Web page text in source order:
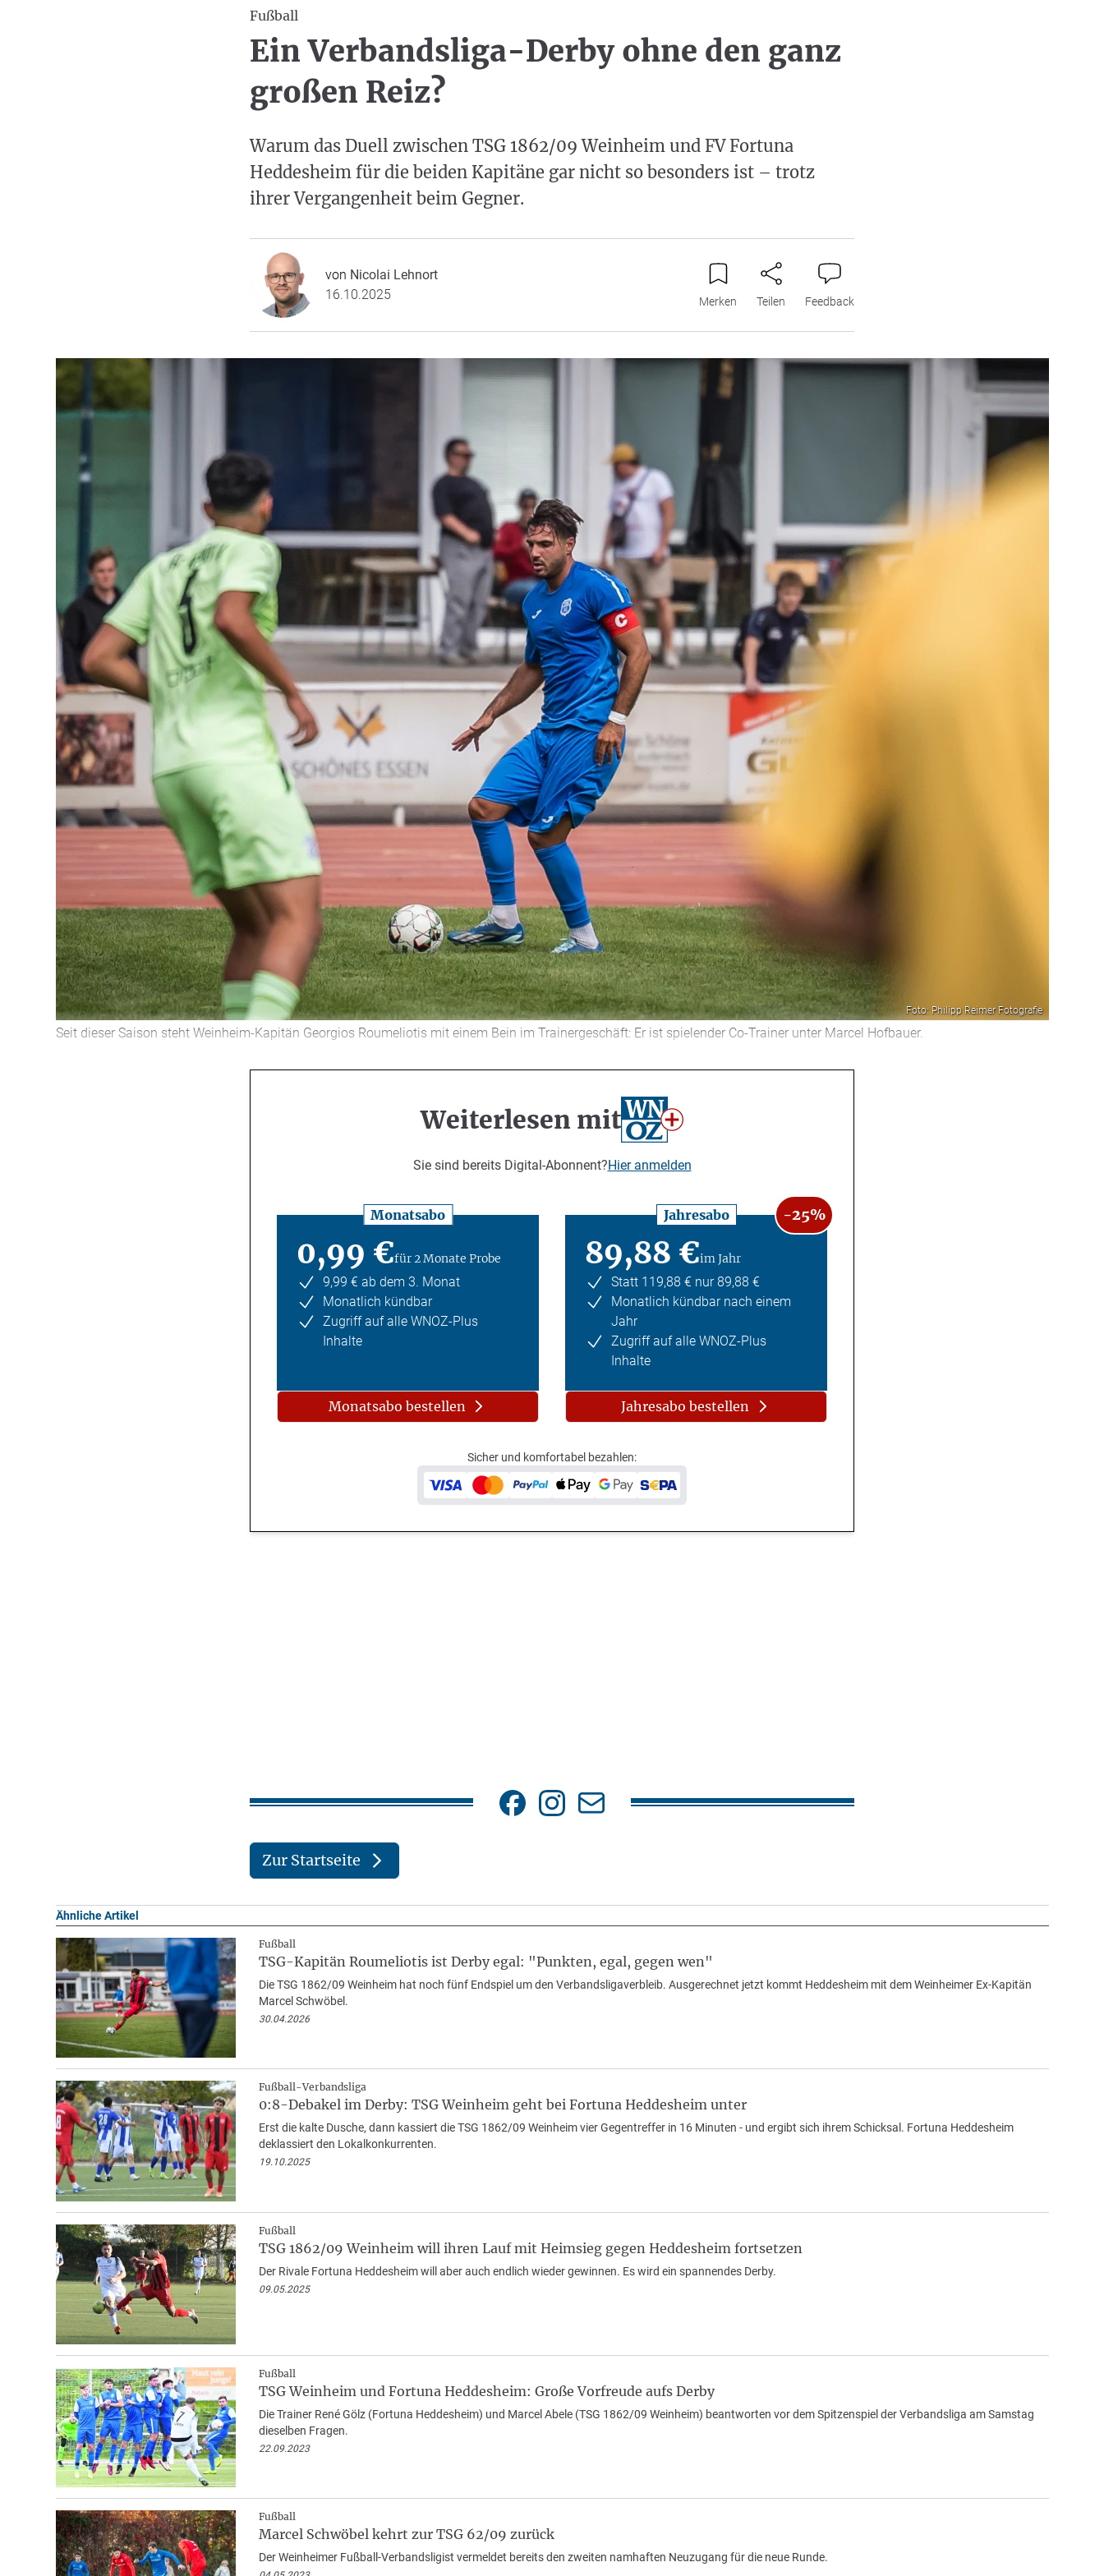
Fußball
Ein Verbandsliga-Derby ohne den ganz
großen Reiz?
Warum das Duell zwischen TSG 1862/09 Weinheim und FV Fortuna
Heddesheim für die beiden Kapitäne gar nicht so besonders ist – trotz
ihrer Vergangenheit beim Gegner.
von Nicolai Lehnort
16.10.2025
Merken Teilen Feedback
Foto: Philipp Reimer Fotografie
Seit dieser Saison steht Weinheim-Kapitän Georgios Roumeliotis mit einem Bein im Trainergeschäft: Er ist spielender Co-Trainer unter Marcel Hofbauer.
Weiterlesen mit
Sie sind bereits Digital-Abonnent?Hier anmelden
Monatsabo
0,99 €für 2 Monate Probe
9,99 € ab dem 3. Monat
Monatlich kündbar
Zugriff auf alle WNOZ-Plus
Inhalte
Monatsabo bestellen
Jahresabo -25%
89,88 €im Jahr
Statt 119,88 € nur 89,88 €
Monatlich kündbar nach einem
Jahr
Zugriff auf alle WNOZ-Plus
Inhalte
Jahresabo bestellen
Sicher und komfortabel bezahlen:
Zur Startseite
Ähnliche Artikel
Fußball
TSG-Kapitän Roumeliotis ist Derby egal: "Punkten, egal, gegen wen"
Die TSG 1862/09 Weinheim hat noch fünf Endspiel um den Verbandsligaverbleib. Ausgerechnet jetzt kommt Heddesheim mit dem Weinheimer Ex-Kapitän
Marcel Schwöbel.
30.04.2026
Fußball-Verbandsliga
0:8-Debakel im Derby: TSG Weinheim geht bei Fortuna Heddesheim unter
Erst die kalte Dusche, dann kassiert die TSG 1862/09 Weinheim vier Gegentreffer in 16 Minuten - und ergibt sich ihrem Schicksal. Fortuna Heddesheim
deklassiert den Lokalkonkurrenten.
19.10.2025
Fußball
TSG 1862/09 Weinheim will ihren Lauf mit Heimsieg gegen Heddesheim fortsetzen
Der Rivale Fortuna Heddesheim will aber auch endlich wieder gewinnen. Es wird ein spannendes Derby.
09.05.2025
Fußball
TSG Weinheim und Fortuna Heddesheim: Große Vorfreude aufs Derby
Die Trainer René Gölz (Fortuna Heddesheim) und Marcel Abele (TSG 1862/09 Weinheim) beantworten vor dem Spitzenspiel der Verbandsliga am Samstag
dieselben Fragen.
22.09.2023
Fußball
Marcel Schwöbel kehrt zur TSG 62/09 zurück
Der Weinheimer Fußball-Verbandsligist vermeldet bereits den zweiten namhaften Neuzugang für die neue Runde.